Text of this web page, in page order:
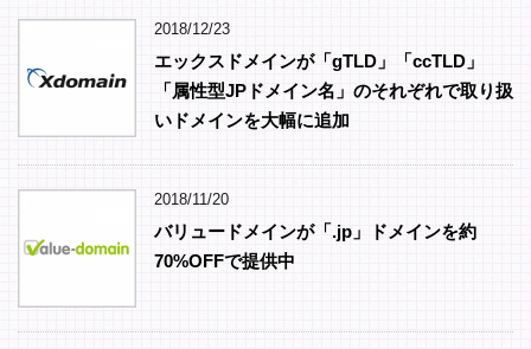
2018/12/23
エックスドメインが「gTLD」「ccTLD」
「属性型JPドメイン名」のそれぞれで取り扱
いドメインを大幅に追加
2018/11/20
バリュードメインが「.jp」ドメインを約
70%OFFで提供中